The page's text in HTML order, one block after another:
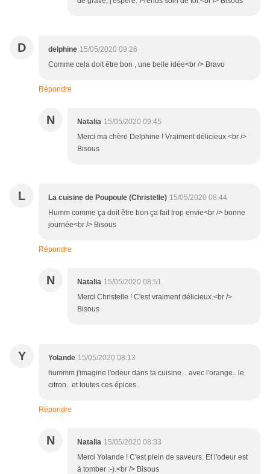
D delphine 15/05/2020 09:26
Comme cela doit être bon , une belle idée<br /> Bravo
Répondre
N Natalia 15/05/2020 09:45
Merci ma chère Delphine ! Vraiment délicieux.<br />
Bisous
L La cuisine de Poupoule (Christelle) 15/05/2020 08:44
Humm comme ça doit être bon ça fait trop envie<br /> bonne
journée<br /> Bisous
Répondre
N Natalia 15/05/2020 08:51
Merci Christelle ! C'est vraiment délicieux.<br />
Bisous
Y Yolande 15/05/2020 08:13
hummm j'imagine l'odeur dans ta cuisine... avec l'orange.. le
citron.. et toutes ces épices..
Répondre
N Natalia 15/05/2020 08:33
Merci Yolande ! C'est plein de saveurs. Et l'odeur est
à tomber :-).<br /> Bisous